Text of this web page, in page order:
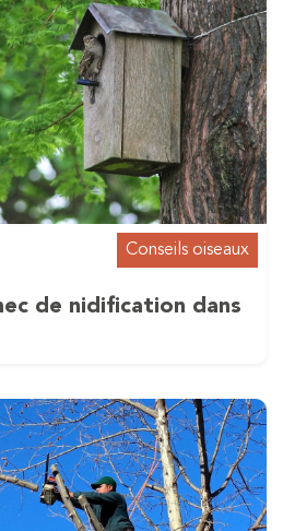
Conseils oiseaux
de nidification dans